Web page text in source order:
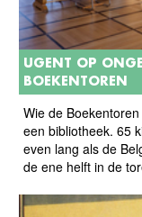
UGENT OP
BOEKENTOREN
Wie de
een bibliotheek. 65
even lang als de
de ene helft in de